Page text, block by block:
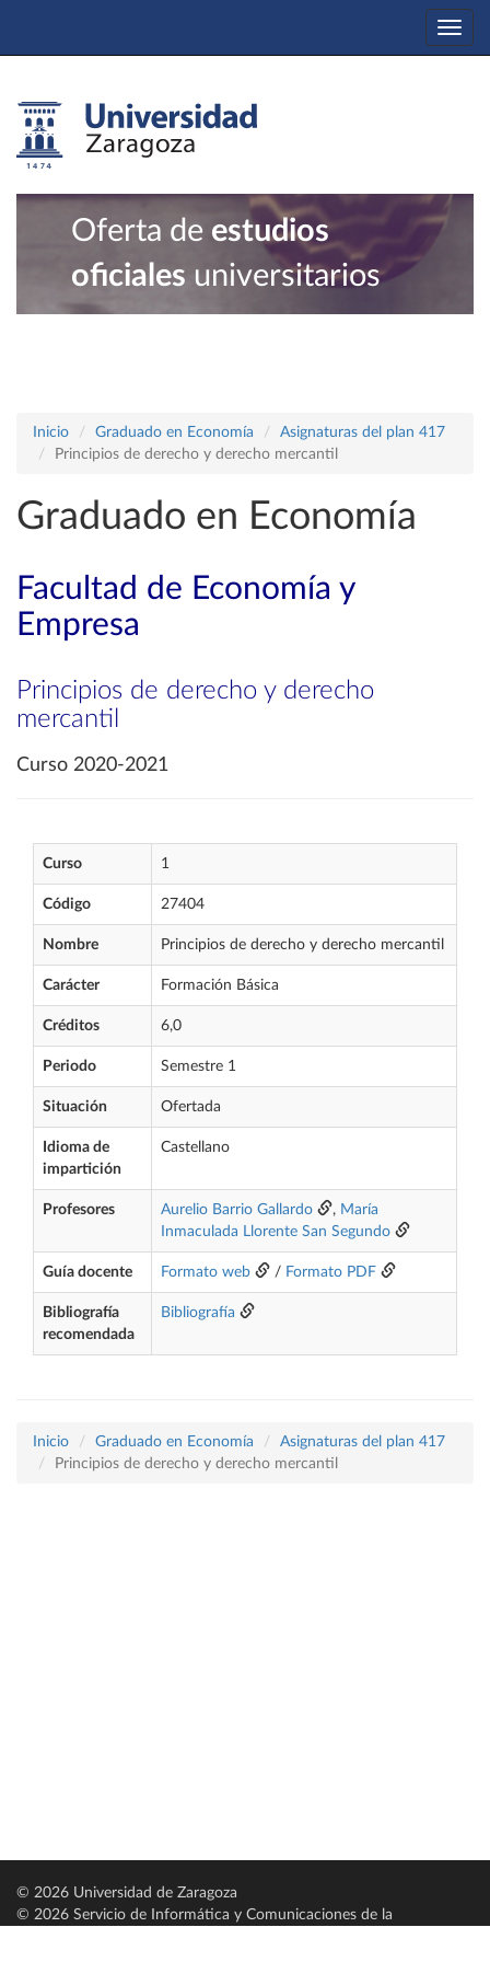
Oferta de estudios
oficiales universitarios
Inicio Graduado en Economía
Asignaturas del plan 417
Principios de derecho y derecho mercantil
Graduado en Economía
Facultad de Economía y
Empresa
Principios de derecho y derecho
mercantil
Curso 2020-2021
Curso 1
Código 27404
Nombre Principios de derecho y derecho mercantil
Carácter Formación Básica
Créditos 6,0
Periodo Semestre 1
Situación Ofertada
Idioma de
impartición
Castellano
Profesores Aurelio Barrio Gallardo , María
Inmaculada Llorente San Segundo
Guía docente Formato web / Formato PDF
Bibliografía
recomendada
Bibliografía
Inicio Graduado en Economía
Asignaturas del plan 417
Principios de derecho y derecho mercantil
© 2026 Universidad de Zaragoza
© 2026 Servicio de Informática y Comunicaciones de la